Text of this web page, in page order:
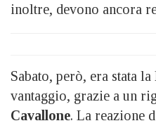
inoltre, devono ancora
Sabato, però, era stata
vantaggio, grazie a un
Cavallone. La reazione